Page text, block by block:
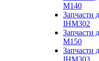
M140
Запчасти
IHM302
Запчасти
M150
Запчасти
IHM303